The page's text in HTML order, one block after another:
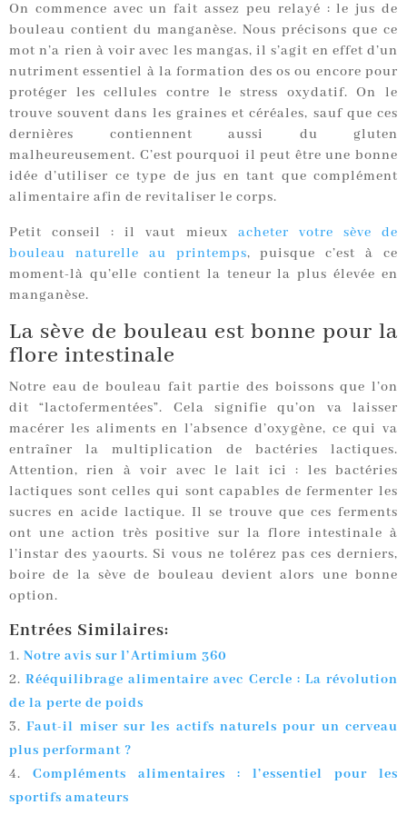
On commence avec un fait assez peu relayé : le jus de
bouleau contient du manganèse. Nous précisons que ce
mot n’a rien à voir avec les mangas, il s’agit en effet d’un
nutriment essentiel à la formation des os ou encore pour
protéger les cellules contre le stress oxydatif. On le
trouve souvent dans les graines et céréales, sauf que ces
dernières contiennent aussi du gluten
malheureusement. C’est pourquoi il peut être une bonne
idée d’utiliser ce type de jus en tant que complément
alimentaire afin de revitaliser le corps.
Petit conseil : il vaut mieux acheter votre sève de
bouleau naturelle au printemps, puisque c’est à ce
moment-là qu’elle contient la teneur la plus élevée en
manganèse.
La sève de bouleau est bonne pour la
flore intestinale
Notre eau de bouleau fait partie des boissons que l’on
dit “lactofermentées”. Cela signifie qu’on va laisser
macérer les aliments en l’absence d’oxygène, ce qui va
entraîner la multiplication de bactéries lactiques.
Attention, rien à voir avec le lait ici : les bactéries
lactiques sont celles qui sont capables de fermenter les
sucres en acide lactique. Il se trouve que ces ferments
ont une action très positive sur la flore intestinale à
l’instar des yaourts. Si vous ne tolérez pas ces derniers,
boire de la sève de bouleau devient alors une bonne
option.
Entrées Similaires:
Notre avis sur l’Artimium 360
Rééquilibrage alimentaire avec Cercle : La révolution
de la perte de poids
Faut-il miser sur les actifs naturels pour un cerveau
plus performant ?
Compléments alimentaires : l’essentiel pour les
sportifs amateurs